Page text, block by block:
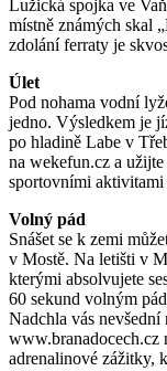
Lužická spojka ve
místně známých skal
zdolání ferraty je
Úlet
Pod nohama vodní
jedno. Výsledkem je
po hladině Labe v
na wekefun.cz a
sportovními aktivitami
Volný pád
Snášet se k zemi
v Mostě. Na letišti v
kterými absolvujete
60 sekund volným
Nadchla vás
www.branadocech.cz
adrenalinové zážitky,